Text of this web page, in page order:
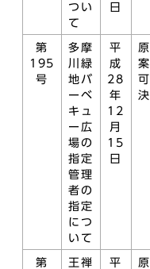
つい
て
日
第
195
号
多摩
川緑
地バ
ーベ
キュ
ー広
場の
指定
管理
者の
指定
につ
いて
平
成
28
年
12
月
15
日
原
案
可
決
第
王禅
平
原